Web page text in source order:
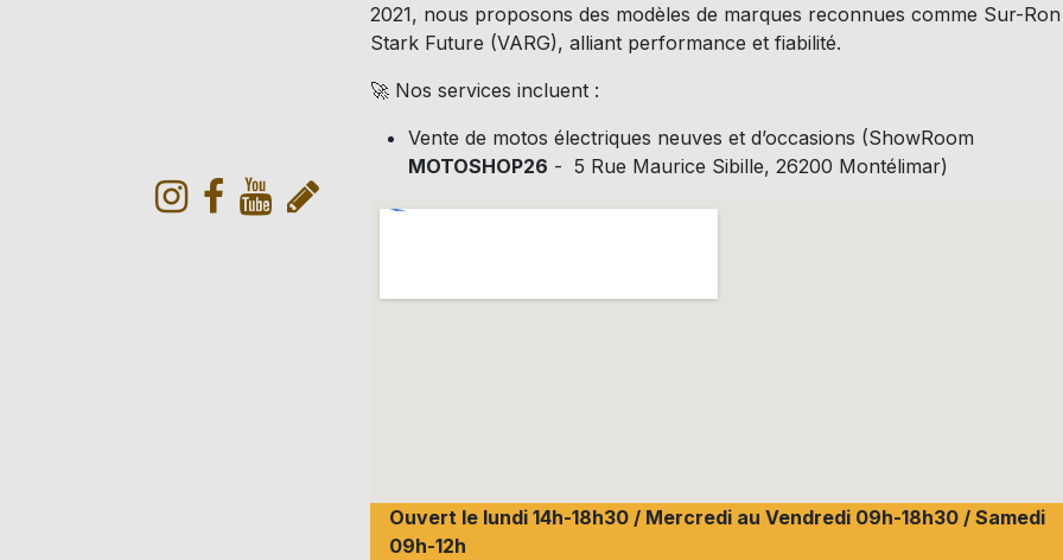
2021, nous proposons des modèles de marques reconnues comme Sur-
Stark Future (VARG), alliant performance et fiabilité.
🚀 Nos services incluent :
Vente de motos électriques neuves et d’occasions (ShowRoom
MOTOSHOP26 - 5 Rue Maurice Sibille, 26200 Montélimar)
Ouvert le lundi 14h-18h30 / Mercredi au Vendredi 09h-18h30 / Samedi
09h-12h